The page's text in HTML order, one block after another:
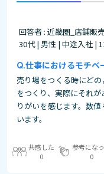
回答者 : 近畿圏_店舗販
30代 | 男性 | 中途入社 |
仕事におけるモチベ
売り場をつくる時にど
をつくり、実際にそれ
りがいを感じます。数
います。
共感した
0
参考にな
0